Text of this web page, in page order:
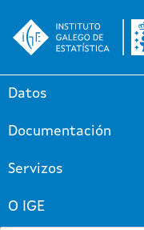
Datos
Documentación
Servizos
O IGE